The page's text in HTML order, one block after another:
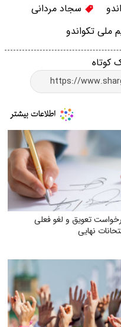
سجاد مردانی
ملی تکواندو
کوتاه
تعویق و لغو فعلی
نهایی